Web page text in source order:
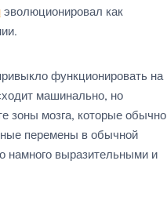
эволюционировал как
функционировать на
машинально, но
зоны мозга, которые обычно
перемены в обычной
намного выразительными и